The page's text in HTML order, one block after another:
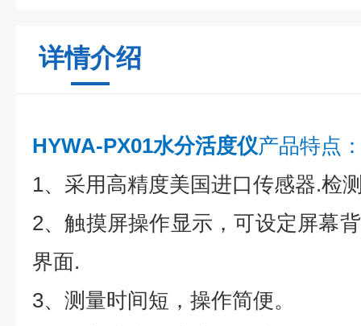
详情介绍
HYWA-PX01水分活度仪产品特点
1、采用高精度美国进口传感器.检
2、触摸屏操作显示，可设定屏幕
界面.
3、测量时间短，操作简便。